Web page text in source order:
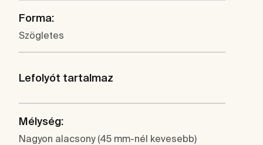
Forma:
Szögletes
Lefolyót tartalmaz
Mélység:
Nagyon alacsony (45 mm-nél kevesebb)